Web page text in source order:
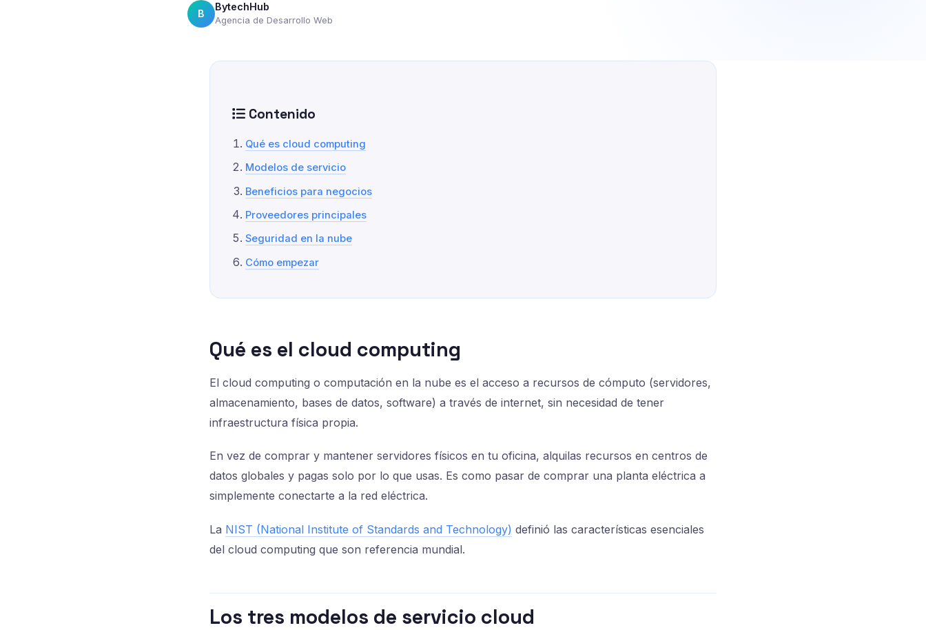
B
BytechHub
Agencia de Desarrollo Web
Contenido
Qué es cloud computing
Modelos de servicio
Beneficios para negocios
Proveedores principales
Seguridad en la nube
Cómo empezar
Qué es el cloud computing
El cloud computing o computación en la nube es el acceso a recursos de cómputo (servidores,
almacenamiento, bases de datos, software) a través de internet, sin necesidad de tener
infraestructura física propia.
En vez de comprar y mantener servidores físicos en tu oficina, alquilas recursos en centros de
datos globales y pagas solo por lo que usas. Es como pasar de comprar una planta eléctrica a
simplemente conectarte a la red eléctrica.
La NIST (National Institute of Standards and Technology) definió las características esenciales
del cloud computing que son referencia mundial.
Los tres modelos de servicio cloud